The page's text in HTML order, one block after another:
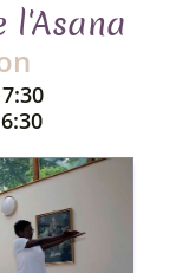
l'Asana